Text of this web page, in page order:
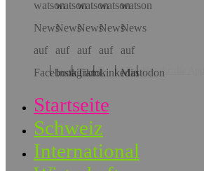
Hol dir die App!
Startseite
Schweiz
International